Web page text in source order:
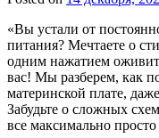
«Вы устали от
питания? Мечтаете о
одним нажатием оживит
вас! Мы разберем, как
материнской плате,
Забудьте о сложных
все максимально